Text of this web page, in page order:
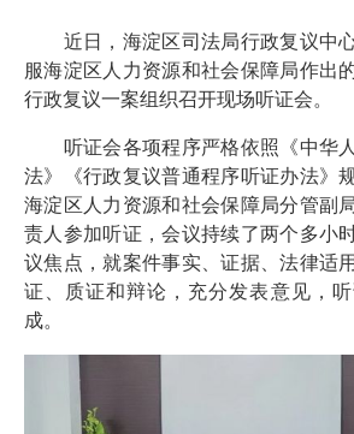
近日，海淀区司法局行政复议中
服海淀区人力资源和社会保障局作出
行政复议一案组织召开现场听证会。
听证会各项程序严格依照《中华
法》《行政复议普通程序听证办法》
海淀区人力资源和社会保障局分管副
责人参加听证，会议持续了两个多小
议焦点，就案件事实、证据、法律适
证、质证和辩论，充分发表意见，
成。